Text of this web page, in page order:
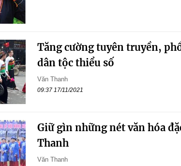
Tăng cường tuyên truyền,
dân tộc thiểu số
Văn Thanh
09:37 17/11/2021
Giữ gìn những nét văn hóa
Thanh
Văn Thanh